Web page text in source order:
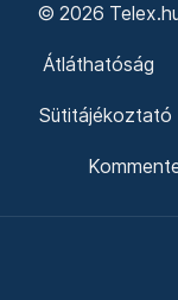
© 2026
Átláthatóság
Sütitájékoztató